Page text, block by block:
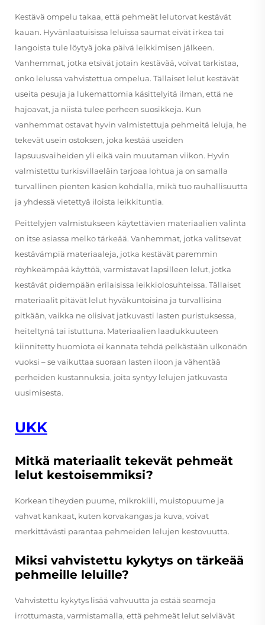
Kestävä ompelu takaa, että pehmeät lelutorvat kestävät
kauan. Hyvänlaatuisissa leluissa saumat eivät irkea tai
langoista tule löytyä joka päivä leikkimisen jälkeen.
Vanhemmat, jotka etsivät jotain kestävää, voivat tarkistaa,
onko lelussa vahvistettua ompelua. Tällaiset lelut kestävät
useita pesuja ja lukemattomia käsittelyitä ilman, että ne
hajoavat, ja niistä tulee perheen suosikkeja. Kun
vanhemmat ostavat hyvin valmistettuja pehmeitä leluja, he
tekevät usein ostoksen, joka kestää useiden
lapsuusvaiheiden yli eikä vain muutaman viikon. Hyvin
valmistettu turkisvillaeläin tarjoaa lohtua ja on samalla
turvallinen pienten käsien kohdalla, mikä tuo rauhallisuutta
ja yhdessä vietettyä iloista leikkituntia.
Peittelyjen valmistukseen käytettävien materiaalien valinta
on itse asiassa melko tärkeää. Vanhemmat, jotka valitsevat
kestävämpiä materiaaleja, jotka kestävät paremmin
röyhkeämpää käyttöä, varmistavat lapsilleen lelut, jotka
kestävät pidempään erilaisissa leikkiolosuhteissa. Tällaiset
materiaalit pitävät lelut hyväkuntoisina ja turvallisina
pitkään, vaikka ne olisivat jatkuvasti lasten puristuksessa,
heiteltynä tai istuttuna. Materiaalien laadukkuuteen
kiinnitetty huomiota ei kannata tehdä pelkästään ulkonäön
vuoksi – se vaikuttaa suoraan lasten iloon ja vähentää
perheiden kustannuksia, joita syntyy lelujen jatkuvasta
uusimisesta.
UKK
Mitkä materiaalit tekevät pehmeät
lelut kestoisemmiksi?
Korkean tiheyden puume, mikrokiili, muistopuume ja
vahvat kankaat, kuten korvakangas ja kuva, voivat
merkittävästi parantaa pehmeiden lelujen kestovuutta.
Miksi vahvistettu kykytys on tärkeää
pehmeille leluille?
Vahvistettu kykytys lisää vahvuutta ja estää seameja
irrottumasta, varmistamalla, että pehmeät lelut selviävät